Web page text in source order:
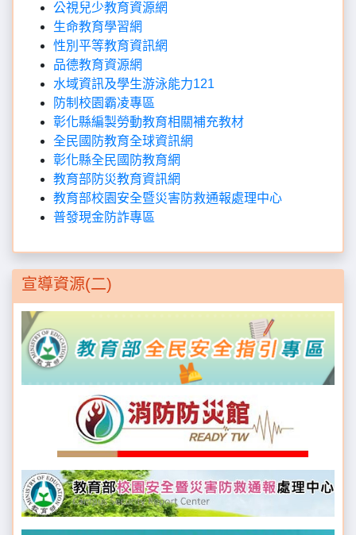
公視兒少教育資源網
生命教育學習網
性別平等教育資訊網
品德教育資源網
水域資訊及學生游泳能力121
防制校園霸凌專區
彰化縣編製勞動教育相關補充教材
全民國防教育全球資訊網
彰化縣全民國防教育網
教育部防災教育資訊網
教育部校園安全暨災害防救通報處理中心
普發現金防詐專區
宣導資源(二)